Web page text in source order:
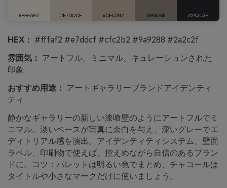
HEX： #fffaf2 #e7ddcf #cfc2b2 #9a9288 #2a2c2f
雰囲気： アートフル、ミニマル、キュレーションされた
印象
おすすめ用途： アートギャラリーブランドアイデンティ
ティ
静かなギャラリーの新しい漆喰壁のようにアートフルでミ
ニマル。淡いベースが写真に余白を与え、深いグレーでエ
ディトリアル感を演出。アイデンティティシステム、壁面
ラベル、印刷物で使えば、控えめながら自信のあるブラン
ドに。コツ：パレットは明るい色でまとめ、チャコールは
タイトルや小さなマークだけに使いましょう。